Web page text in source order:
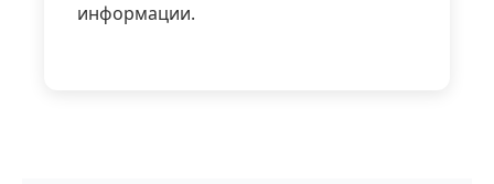
информации.